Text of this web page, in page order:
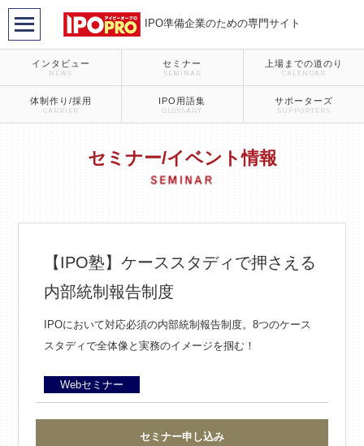
IPO準備企業のための専門サイト
インタビュー
NEWS
セミナー
SEMINAR
上場までの道のり
CALENDAR
体制作り/採用
CARRIER
IPO用語集
GLOSSARY
サポーターズ
SUPPORTERS
セミナー/イベント情報
【IPO塾】ケーススタディで押さえる
内部統制報告制度
IPOにおいて対応必須の内部統制報告制度。8つのケース
スタディで全体像と実務のイメージを掴む！
Webセミナー
セミナー申し込み